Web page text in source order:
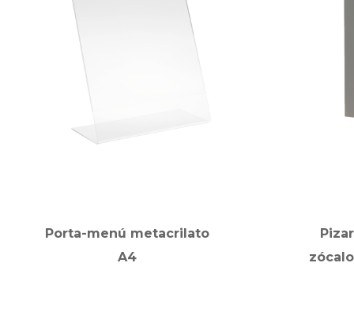
Porta-menú metacrilato
A4